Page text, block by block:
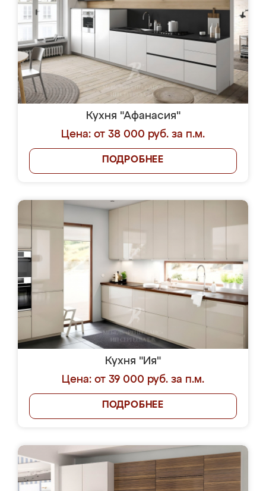
Кухня "Афанасия"
Цена: от 38 000 руб. за п.м.
ПОДРОБНЕЕ
Кухня "Ия"
Цена: от 39 000 руб. за п.м.
ПОДРОБНЕЕ